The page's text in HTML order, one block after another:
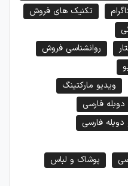
تکنیک های فروش
روانشناسی فروش
ویدیو مارکتینگ
فارسی
فارسی
پوشاک و لباس